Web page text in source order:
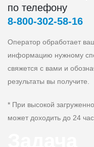
по телефону
8‑800‑302‑58‑16
Оператор обработает
информацию нужному
свяжется с вами и
результаты вы получите.
* При высокой
может доходить до 24